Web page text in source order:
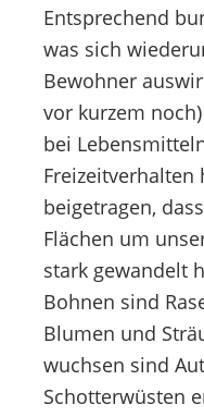
Entsprechend
was sich
Bewohner
vor kurzem
bei
Freizeitverhalten
beigetragen,
Flächen um
stark gewandelt
Bohnen sind
Blumen und
wuchsen sind
Schotterwüsten